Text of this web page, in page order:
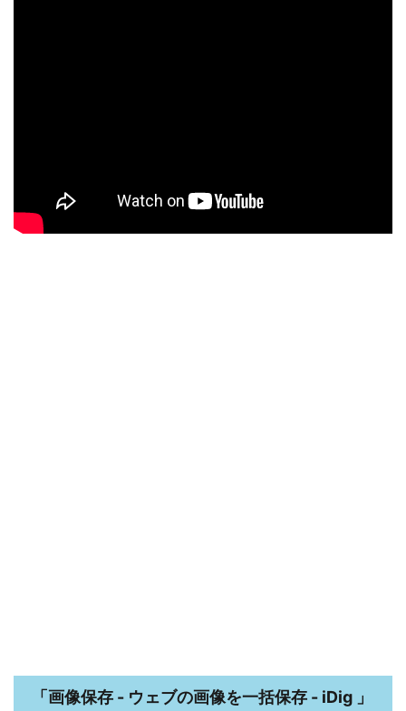
「画像保存 - ウェブの画像を一括保存 - iDig 」